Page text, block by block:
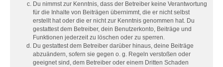
Du nimmst zur Kenntnis, dass der Betreiber keine Verantwortung
für die Inhalte von Beiträgen übernimmt, die er nicht selbst
erstellt hat oder die er nicht zur Kenntnis genommen hat. Du
gestattest dem Betreiber, dein Benutzerkonto, Beiträge und
Funktionen jederzeit zu löschen oder zu sperren.
Du gestattest dem Betreiber darüber hinaus, deine Beiträge
abzuändern, sofern sie gegen o. g. Regeln verstoßen oder
geeignet sind, dem Betreiber oder einem Dritten Schaden